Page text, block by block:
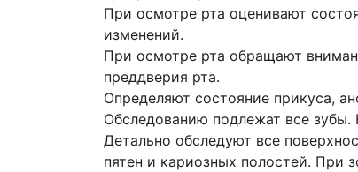
При осмотре рта оценивают
изменений.
При осмотре рта обращают
преддверия рта.
Определяют состояние прикуса,
Обследованию подлежат все
Детально обследуют все
пятен и кариозных полостей. При